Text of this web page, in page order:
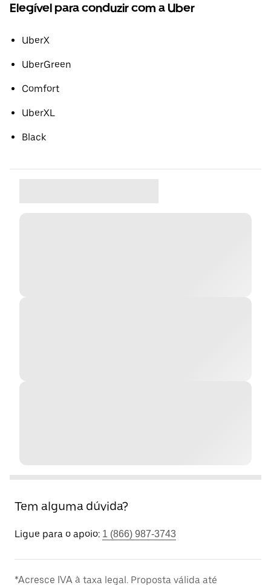
Elegível para conduzir com a Uber
UberX
UberGreen
Comfort
UberXL
Black
Tem alguma dúvida?
Ligue para o apoio: 1 (866) 987-3743
*Acresce IVA à taxa legal. Proposta válida até